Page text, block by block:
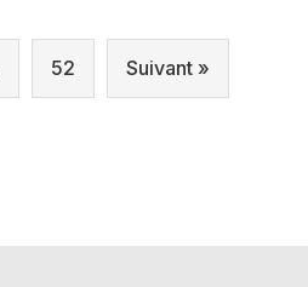
52 Suivant »